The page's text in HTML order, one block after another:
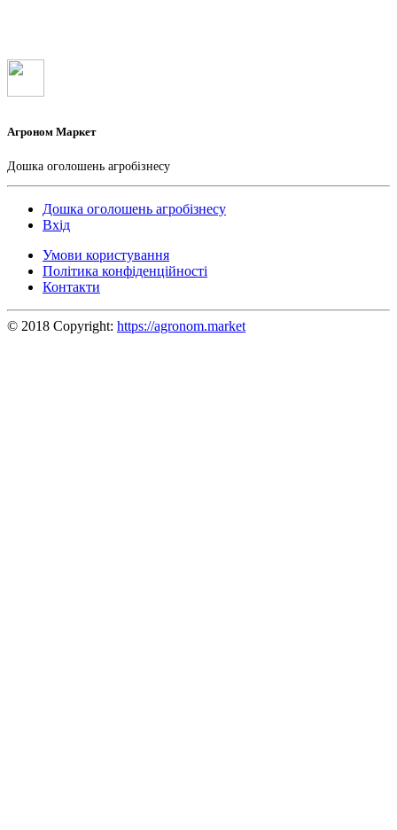
Агроном Маркет
Дошка оголошень агробізнесу
Дошка оголошень агробізнесу
Вхід
Умови користування
Політика конфіденційності
Контакти
© 2018 Copyright: https://agronom.market